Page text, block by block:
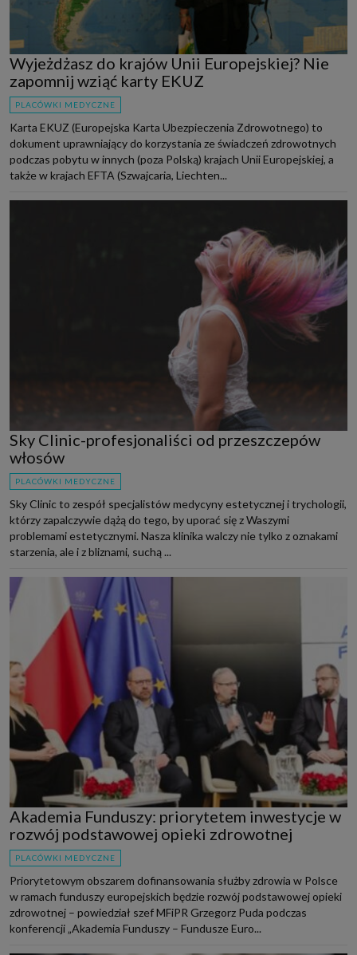
Wyjeżdżasz do krajów Unii Europejskiej? Nie
zapomnij wziąć karty EKUZ
PLACÓWKI MEDYCZNE
Karta EKUZ (Europejska Karta Ubezpieczenia Zdrowotnego) to
dokument uprawniający do korzystania ze świadczeń zdrowotnych
podczas pobytu w innych (poza Polską) krajach Unii Europejskiej, a
także w krajach EFTA (Szwajcaria, Liechten...
Sky Clinic-profesjonaliści od przeszczepów
włosów
PLACÓWKI MEDYCZNE
Sky Clinic to zespół specjalistów medycyny estetycznej i trychologii,
którzy zapalczywie dążą do tego, by uporać się z Waszymi
problemami estetycznymi. Nasza klinika walczy nie tylko z oznakami
starzenia, ale i z bliznami, suchą ...
Akademia Funduszy: priorytetem inwestycje w
rozwój podstawowej opieki zdrowotnej
PLACÓWKI MEDYCZNE
Priorytetowym obszarem dofinansowania służby zdrowia w Polsce
w ramach funduszy europejskich będzie rozwój podstawowej opieki
zdrowotnej – powiedział szef MFiPR Grzegorz Puda podczas
konferencji „Akademia Funduszy – Fundusze Euro...